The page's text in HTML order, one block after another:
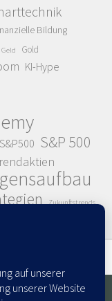
Bildung
Geld Gold
KI-Hype
S&P500 S&P 500
Zukunftstrends